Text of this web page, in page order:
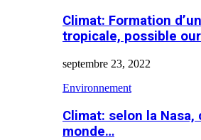
Climat: Formation
tropicale, possible
septembre 23, 2022
Environnement
Climat: selon la
monde…